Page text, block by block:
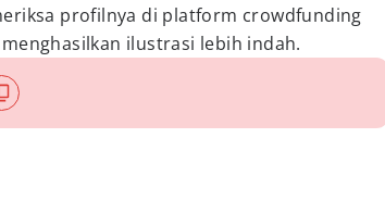
profilnya di platform crowdfunding
ilustrasi lebih indah.